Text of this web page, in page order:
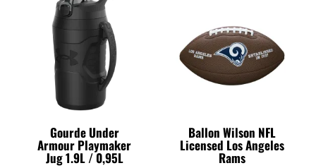
Gourde Under
Armour Playmaker
Jug 1.9L / 0,95L
Ballon Wilson NFL
Licensed Los Angeles
Rams